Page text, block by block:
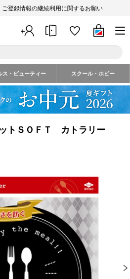
ご登録情報の継続利用に関するお願い
ス・ビューティー スクール・ホビー
ットＳＯＦＴ カトラリー